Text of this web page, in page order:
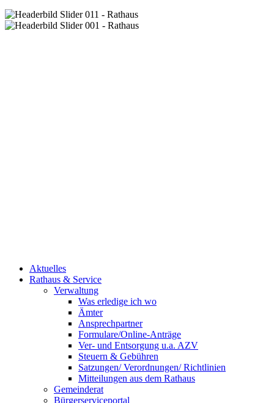
Aktuelles
Rathaus & Service
Verwaltung
Was erledige ich wo
Ämter
Ansprechpartner
Formulare/Online-Anträge
Ver- und Entsorgung u.a. AZV
Steuern & Gebühren
Satzungen/ Verordnungen/ Richtlinien
Mitteilungen aus dem Rathaus
Gemeinderat
Bürgerserviceportal